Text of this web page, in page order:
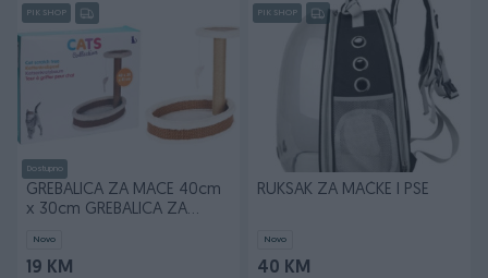
PIK SHOP
Dostupno
GREBALICA ZA MACE 40cm
x 30cm GREBALICA ZA
Novo
19 KM
PIK SHOP
RUKSAK ZA MAČKE I PSE
Novo
40 KM